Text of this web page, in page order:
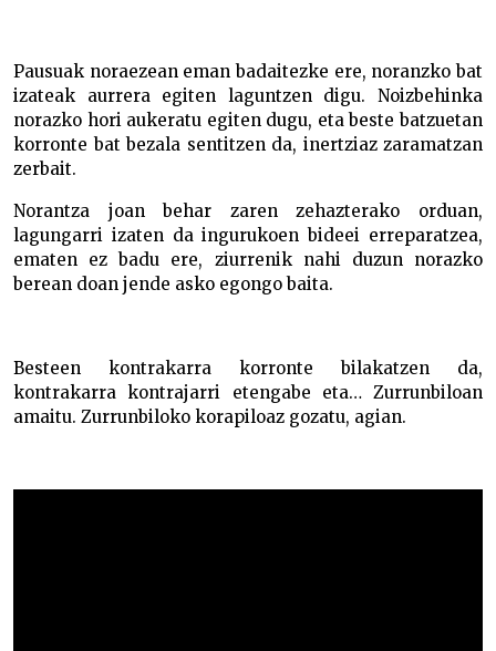
Pausuak noraezean eman badaitezke ere, noranzko bat
izateak aurrera egiten laguntzen digu. Noizbehinka
norazko hori aukeratu egiten dugu, eta beste batzuetan
korronte bat bezala sentitzen da, inertziaz zaramatzan
zerbait.
Norantza joan behar zaren zehazterako orduan,
lagungarri izaten da ingurukoen bideei erreparatzea,
ematen ez badu ere, ziurrenik nahi duzun norazko
berean doan jende asko egongo baita.
Besteen kontrakarra korronte bilakatzen da,
kontrakarra kontrajarri etengabe eta… Zurrunbiloan
amaitu. Zurrunbiloko korapiloaz gozatu, agian.